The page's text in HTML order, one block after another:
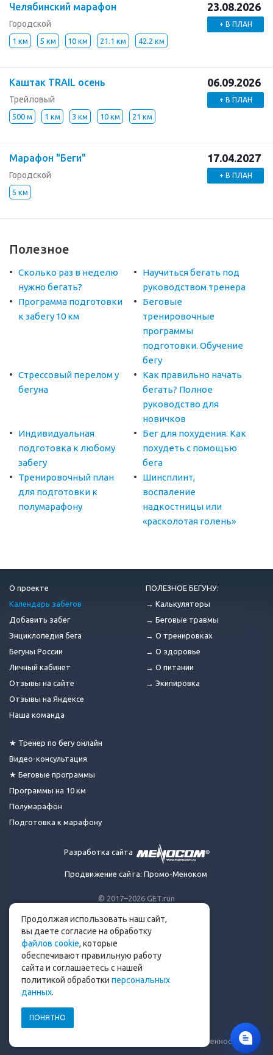
Челябинский марафон
Городской
1 км 5 км 10 км 21.1 км 42.2 км
23.08.2026
+ В ПЛАН
Каштак TRAIL осень
Трейловый
500 м 1 км 3 км 10 км 21 км
06.09.2026
+ В ПЛАН
Марафон "Беги"
Городской
5 км
17.04.2027
+ В ПЛАН
Полезное
Сколько раз в неделю
нужно бегать?
Научиться бегать под
руководством тренера
Программа подготовки
к забегу 10 км
Беговые
тренировочные
программы
подготовки. Обучение
бегу
Стрессовый перелом у
бегуна
Как правильно начать
бегать? Полное
руководство для
новичков
Индивидуальная
подготовка к любому
забегу
Бег для похудения. Как
похудеть с помощью
бега
Тренировочный план
для подготовки к
полумарафону
Шинсплинт,
воспаление
надкостницы или
«расколотая голень»
© 2017–2026 GET.run
Сделано с ❤ бегунами
для бегунов
Телеграм-канал Get.run
Беговой чат в Телеграм
info@get.run
Уведомление о рисках и ограничение ответственности
О проекте
Календарь забегов
Добавить забег
Энциклопедия бега
Бегуны России
Личный кабинет
Отзывы на сайте
Отзывы на Яндексе
Наша команда
★ Тренер по бегу онлайн
Видео-консультация
★ Беговые программы
Программы на 10 км
Полумарафон
Подготовка к марафону
ПОЛЕЗНОЕ БЕГУНУ:
→ Калькуляторы
→ Беговые травмы
→ О тренировках
→ О здоровье
→ О питании
→ Экипировка
Разработка сайта
Продвижение сайта: Промо-Меноком
Продолжая использовать наш сайт,
вы даете согласие на обработку
файлов cookie, которые
обеспечивают правильную работу
сайта и соглашаетесь с нашей
политикой обработки персональных
данных.
ПОНЯТНО